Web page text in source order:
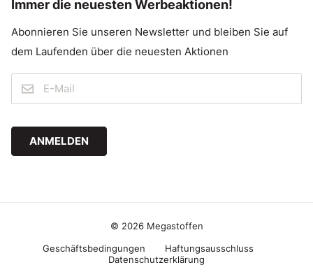
Immer die neuesten Werbeaktionen!
Abonnieren Sie unseren Newsletter und bleiben Sie auf
dem Laufenden über die neuesten Aktionen
ANMELDEN
© 2026 Megastoffen
Geschäftsbedingungen
Haftungsausschluss
Datenschutzerklärung